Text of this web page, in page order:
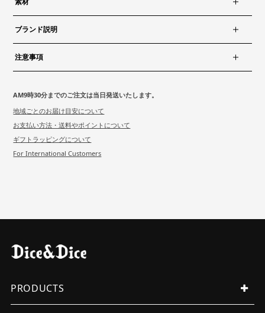
素材
ブランド説明
注意事項
AM9時30分までのご注文は当日発送いたします。
地域ごとのお届け目安について
お支払い方法・送料やポイントについて
ギフトラッピングについて
For International Customers
PRODUCTS